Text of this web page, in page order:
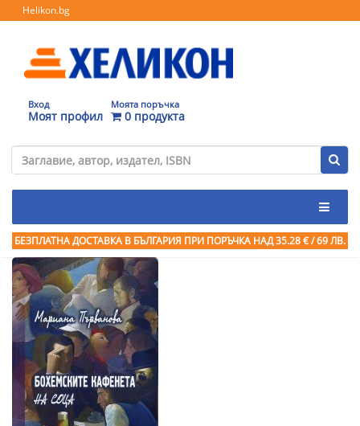
Helikon.bg
Вход
Моят профил
Моята поръчка
0 продукта
БЕЗПЛАТНА ДОСТАВКА В БЪЛГАРИЯ ПРИ ПОРЪЧКА НАД 35.28 € / 69 ЛВ.